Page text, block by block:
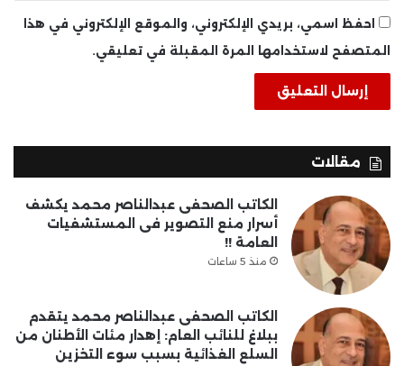
احفظ اسمي، بريدي الإلكتروني، والموقع الإلكتروني في هذا
المتصفح لاستخدامها المرة المقبلة في تعليقي.
مقالات
الكاتب الصحفى عبدالناصر محمد يكشف
أسرار منع التصوير فى المستشفيات
العامة !!
منذ 5 ساعات
الكاتب الصحفى عبدالناصر محمد يتقدم
ببلاغ للنائب العام: إهدار مئات الأطنان من
السلع الغذائية بسبب سوء التخزين